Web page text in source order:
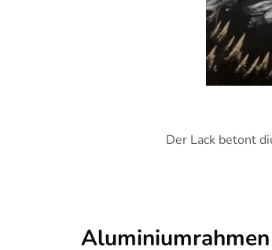
Der Lack betont